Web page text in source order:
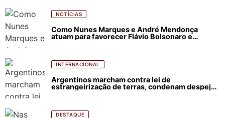
NOTÍCIAS
Como Nunes Marques e André Mendonça
atuam para favorecer Flávio Bolsonaro e
INTERNACIONAL
Argentinos marcham contra lei de
estrangeirização de terras, condenam despejos
DESTAQUE